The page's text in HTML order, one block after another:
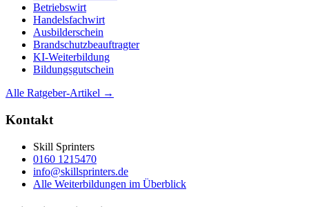
Betriebswirt
Handelsfachwirt
Ausbilderschein
Brandschutzbeauftragter
KI-Weiterbildung
Bildungsgutschein
Alle Ratgeber-Artikel →
Kontakt
Skill Sprinters
0160 1215470
info@skillsprinters.de
Alle Weiterbildungen im Überblick